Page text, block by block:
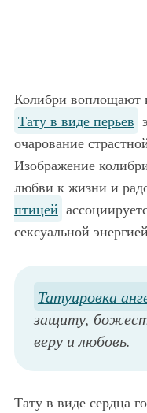
Колибри воплощают
Тату в виде перьев
очарование
Изображение
любви к жизни и
птицей
сексуальной
Татуировка
защиту,
веру и любовь.
Тату в виде сердца